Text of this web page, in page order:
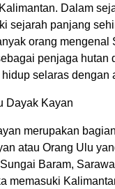
Dalam
sejarah panjang
orang mengenal
penjaga hutan
selaras dengan
Dayak Kayan
merupakan
atau Orang Ulu
Baram,
memasuki